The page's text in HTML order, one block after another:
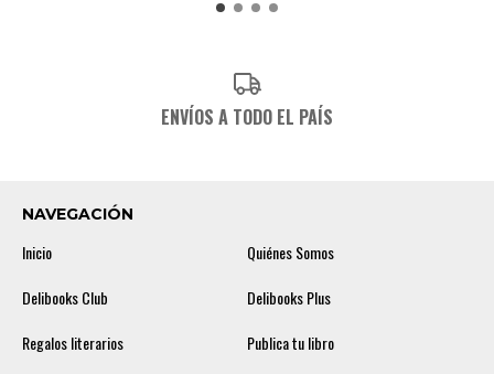
ENVÍOS A TODO EL PAÍS
NAVEGACIÓN
Inicio
Quiénes Somos
Delibooks Club
Delibooks Plus
Regalos literarios
Publica tu libro